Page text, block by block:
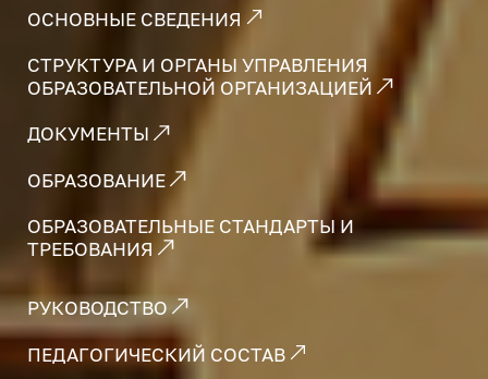
ОСНОВНЫЕ СВЕДЕНИЯ
СТРУКТУРА И ОРГАНЫ УПРАВЛЕНИЯ
ОБРАЗОВАТЕЛЬНОЙ ОРГАНИЗАЦИЕЙ
ДОКУМЕНТЫ
ОБРАЗОВАНИЕ
ОБРАЗОВАТЕЛЬНЫЕ СТАНДАРТЫ И
ТРЕБОВАНИЯ
РУКОВОДСТВО
ПЕДАГОГИЧЕСКИЙ СОСТАВ